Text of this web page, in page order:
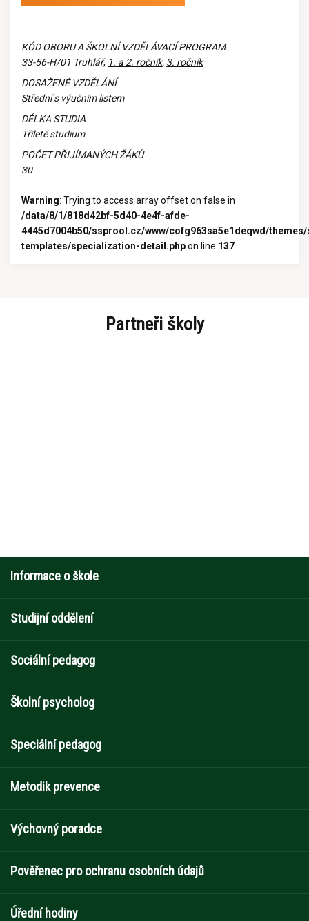
KÓD OBORU A ŠKOLNÍ VZDĚLÁVACÍ PROGRAM
33-56-H/01 Truhlář, 1. a 2. ročník, 3. ročník
DOSAŽENÉ VZDĚLÁNÍ
Střední s výučním listem
DÉLKA STUDIA
Tříleté studium
POČET PŘIJÍMANÝCH ŽÁKŮ
30
Warning: Trying to access array offset on false in
/data/8/1/818d42bf-5d40-4e4f-afde-
4445d7004b50/ssprool.cz/www/cofg963sa5e1deqwd/
templates/specialization-detail.phpon line 137
Partneři školy
Informace o škole
Studijní oddělení
Sociální pedagog
Školní psycholog
Speciální pedagog
Metodik prevence
Výchovný poradce
Pověřenec pro ochranu osobních údajů
Úřední hodiny